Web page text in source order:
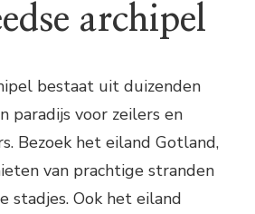
archipel
bestaat uit duizenden
paradijs voor zeilers en
Bezoek het eiland Gotland,
van prachtige stranden
stadjes. Ook het eiland